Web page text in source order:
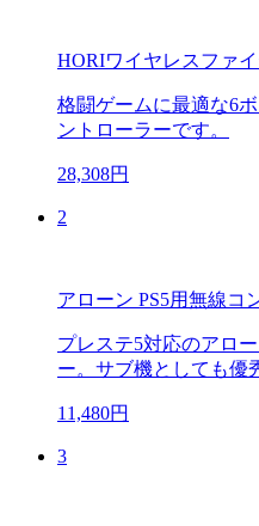
HORIワイヤレスファ
格闘ゲームに最適な6
ントローラーです。
28,308円
2
アローン PS5用無線コ
プレステ5対応のアロ
ー。サブ機としても優
11,480円
3